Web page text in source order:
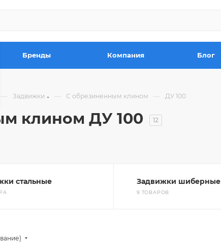
Бренды Компания Блог
— Задвижки — С обрезиненным клином — ДУ 100
клином ДУ 100 12
стальные Задвижки шиберные
9 ТОВАРОВ